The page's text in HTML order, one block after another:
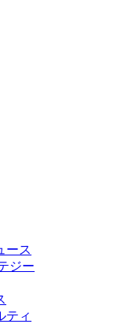
ース
ジー
ティ